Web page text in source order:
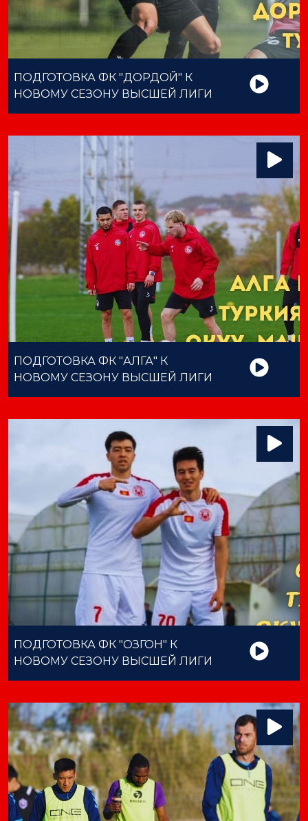
ПОДГОТОВКА ФК "ДОРДОЙ" К
НОВОМУ СЕЗОНУ ВЫСШЕЙ ЛИГИ
ПОДГОТОВКА ФК "АЛГА" К
НОВОМУ СЕЗОНУ ВЫСШЕЙ ЛИГИ
ПОДГОТОВКА ФК "ОЗГОН" К
НОВОМУ СЕЗОНУ ВЫСШЕЙ ЛИГИ